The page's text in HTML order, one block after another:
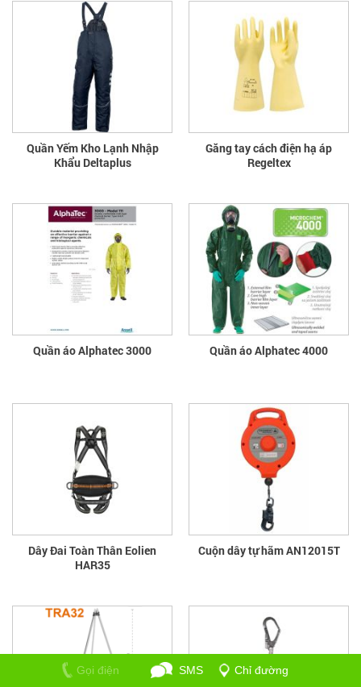
Quần Yếm Kho Lạnh Nhập
Khẩu Deltaplus
Găng tay cách điện hạ áp
Regeltex
Quần áo Alphatec 3000 Quần áo Alphatec 4000
Dây Đai Toàn Thân Eolien
HAR35
Cuộn dây tự hãm AN12015T
Gọi điện SMS Chỉ đường